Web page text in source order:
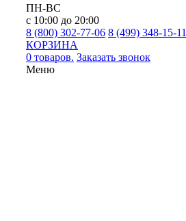
ПН-ВС
с 10:00 до 20:00
8 (800) 302-77-06 8 (499) 348-15-11
КОРЗИНА
0 товаров. Заказать звонок
Меню